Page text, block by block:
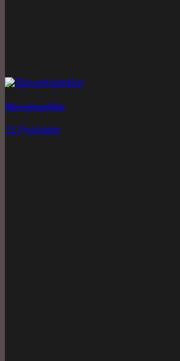
Bärverksartiklar
11 Produkter